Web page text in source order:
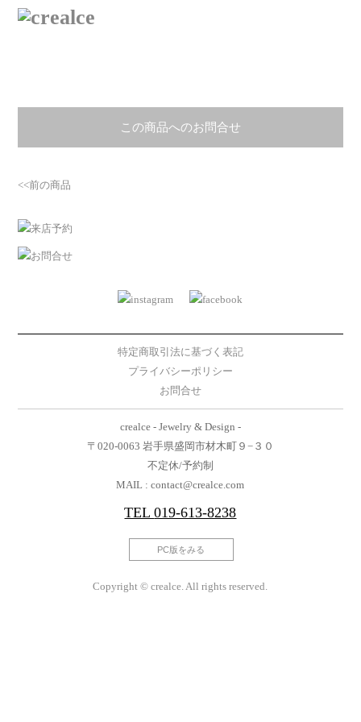
この商品へのお問合せ
<<前の商品
特定商取引法に基づく表記
プライバシーポリシー
お問合せ
crealce - Jewelry & Design -
〒020-0063 岩手県盛岡市材木町９−３０
不定休/予約制
MAIL : contact@crealce.com
TEL019-613-8238
PC版をみる
Copyright © crealce. All rights reserved.